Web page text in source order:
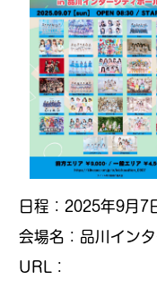
日程：2025年9月7
会場名：品川イン
URL：